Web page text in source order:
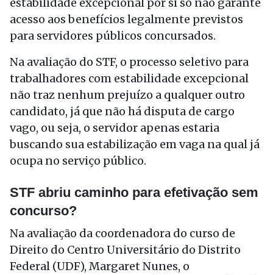
acesso aos benefícios legalmente previstos
para servidores públicos concursados.
Na avaliação do STF, o processo seletivo para
trabalhadores com estabilidade excepcional
não traz nenhum prejuízo a qualquer outro
candidato, já que não há disputa de cargo
vago, ou seja, o servidor apenas estaria
buscando sua estabilização em vaga na qual já
ocupa no serviço público.
STF abriu caminho para efetivação sem
concurso?
Na avaliação da coordenadora do curso de
Direito do Centro Universitário do Distrito
Federal (UDF), Margaret Nunes, o